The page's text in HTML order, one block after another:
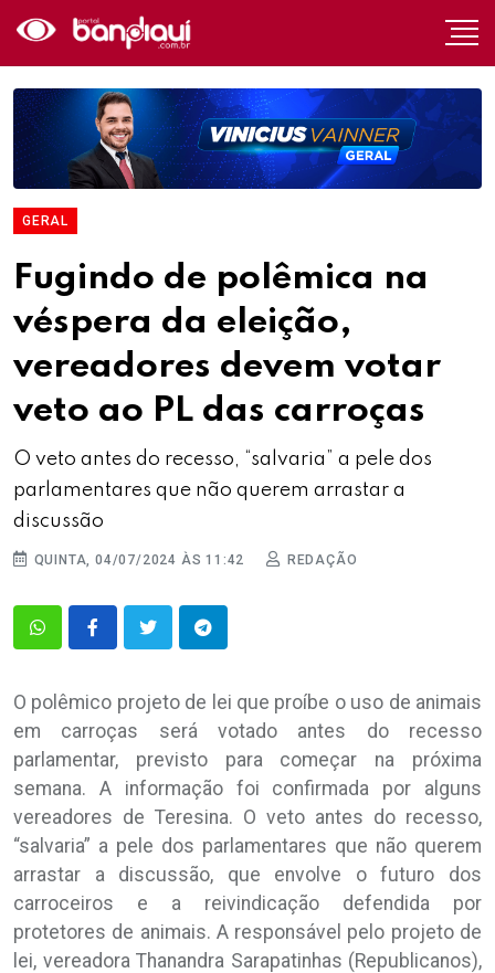
GERAL
Fugindo de polêmica na
véspera da eleição,
vereadores devem votar
veto ao PL das carroças
O veto antes do recesso, “salvaria” a pele dos
parlamentares que não querem arrastar a
discussão
QUINTA, 04/07/2024 ÀS 11:42 REDAÇÃO
O polêmico projeto de lei que proíbe o uso de animais
em carroças será votado antes do recesso
parlamentar, previsto para começar na próxima
semana. A informação foi confirmada por alguns
vereadores de Teresina. O veto antes do recesso,
“salvaria” a pele dos parlamentares que não querem
arrastar a discussão, que envolve o futuro dos
carroceiros e a reivindicação defendida por
protetores de animais. A responsável pelo projeto de
lei, vereadora Thanandra Sarapatinhas (Republicanos),